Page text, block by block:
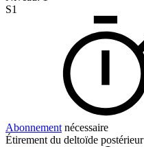
S1
Abonnement nécessaire
Étirement du deltoïde postérieur